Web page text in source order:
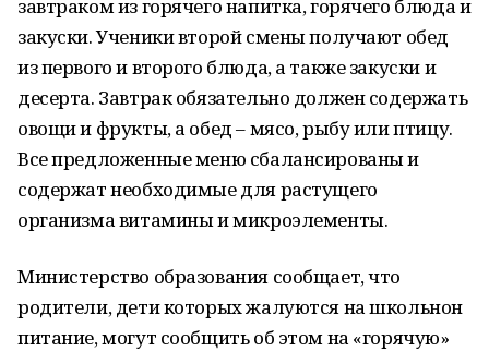
завтраком из горячего напитка, горячего блюда и
закуски. Ученики второй смены получают обед
из первого и второго блюда, а также закуски и
десерта. Завтрак обязательно должен содержать
овощи и фрукты, а обед – мясо, рыбу или птицу.
Все предложенные меню сбалансированы и
содержат необходимые для растущего
организма витамины и микроэлементы.
Министерство образования сообщает, что
родители, дети которых жалуются на школьнон
питание, могут сообщить об этом на «горячую»